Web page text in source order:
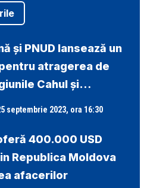
și PNUD lansează un
atragerea de
Cahul și
septembrie 2023, ora 16:30
400.000 USD
Republica Moldova
afacerilor